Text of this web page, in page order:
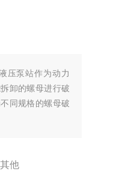
压泵站作为动力
卸的螺母进行破
同规格的螺母破
其他